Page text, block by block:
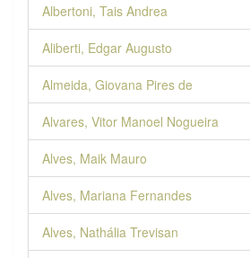
Albertoni, Tais Andrea
Aliberti, Edgar Augusto
Almeida, Giovana Pires de
Alvares, Vitor Manoel Nogueira
Alves, Maik Mauro
Alves, Mariana Fernandes
Alves, Nathália Trevisan